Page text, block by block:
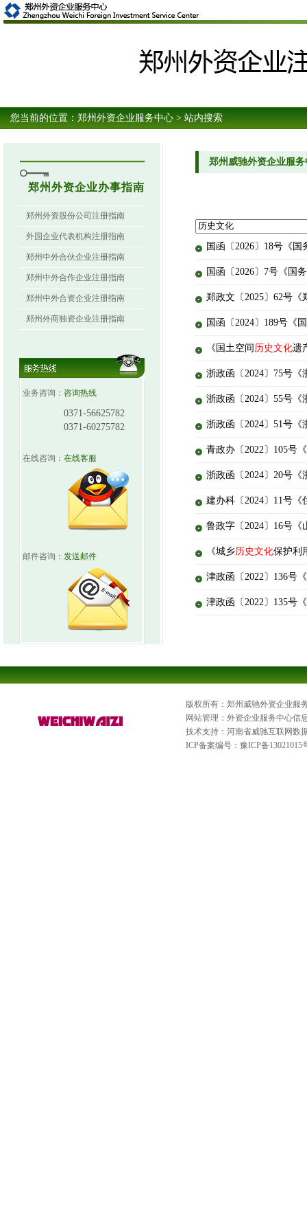
您当前的位置： 郑州外资企业服务中心 > 站内搜索
郑州外资企业办事指南
郑州外资股份公司注册指南
外国企业代表机构注册指南
郑州中外合伙企业注册指南
郑州中外合作企业注册指南
郑州中外合资企业注册指南
郑州外商独资企业注册指南
业务咨询： 咨询热线
0371-56625782
0371-60275782
在线咨询： 在线客服
邮件咨询： 发送邮件
郑州威驰外资企业服
国函〔2026〕18号《
国函〔2026〕7号《国
郑政文〔2025〕62号
国函〔2024〕189号《
《国土空间 历史文化遗
浙政函〔2024〕75号
浙政函〔2024〕55号
浙政函〔2024〕51号
青政办〔2022〕105号
浙政函〔2024〕20号
建办科〔2024〕11号
鲁政字〔2024〕16号
《城乡历史文化保护利
津政函〔2022〕136号
津政函〔2022〕135号
版权所有：郑州威驰外资企业服
网站管理：外资企业服务中心信
技术支持：河南省威驰互联网数
ICP备案编号： 豫ICP备13021015